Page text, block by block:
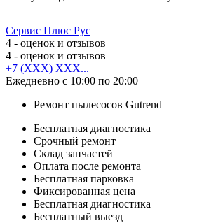
Сервис Плюс Рус
4 - оценок и отзывов
4 - оценок и отзывов
+7 (XXX) XXX...
Ежедневно с 10:00 по 20:00
Ремонт пылесосов Gutrend
Бесплатная диагностика
Срочный ремонт
Cклад запчастей
Оплата после ремонта
Бесплатная парковка
Фиксированная цена
Бесплатная диагностика
Бесплатный выезд